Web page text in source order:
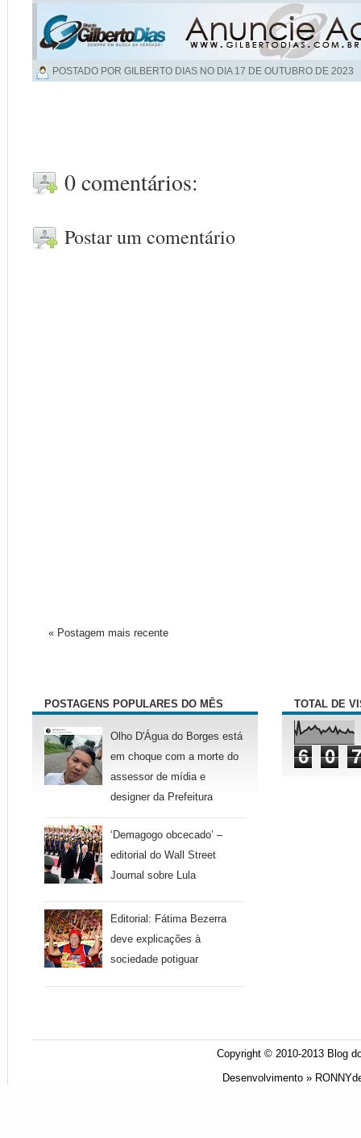
POSTADO POR GILBERTO DIAS NO DIA 17 DE OUTUBRO DE 2023
0 comentários:
Postar um comentário
« Postagem mais recente
POSTAGENS POPULARES DO MÊS
Olho D'Água do Borges está
em choque com a morte do
assessor de mídia e
designer da Prefeitura
‘Demagogo obcecado’ –
editorial do Wall Street
Journal sobre Lula
Editorial: Fátima Bezerra
deve explicações à
sociedade potiguar
TOTAL DE
6 0 7
Copyright © 2010-2013 Blog
Desenvolvimento »